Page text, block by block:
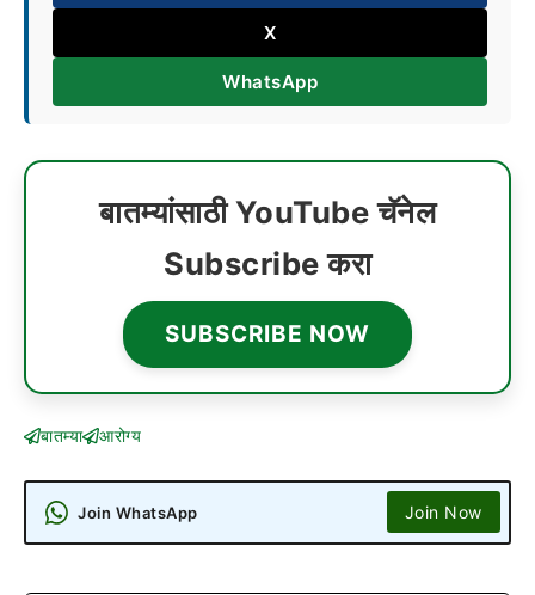
X
WhatsApp
बातम्यांसाठी YouTube चॅनेल
Subscribe करा
SUBSCRIBE NOW
बातम्या आरोग्य
Join WhatsApp Join Now